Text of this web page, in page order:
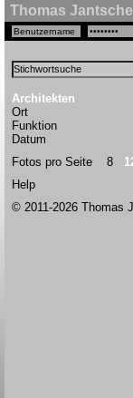
Thomas
Architekten
Ort
Funktion
Datum
Fotos pro Seite 8
Help
© 2011-2026 Thomas